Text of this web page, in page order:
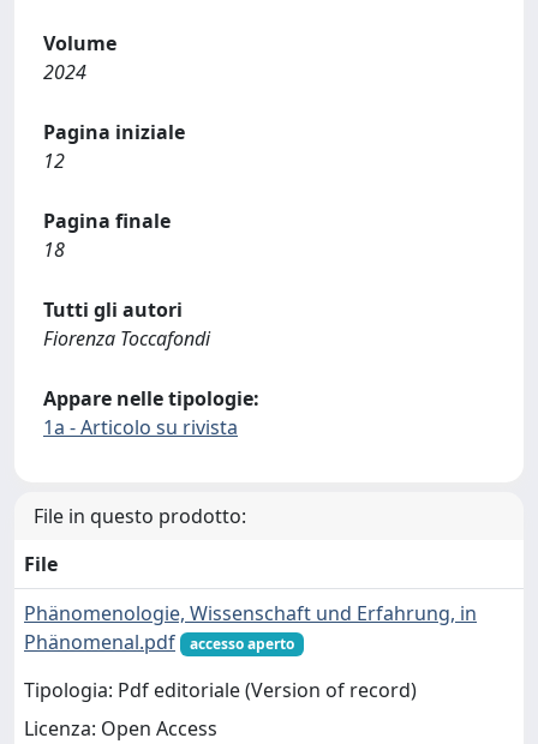
Volume
2024
Pagina iniziale
12
Pagina finale
18
Tutti gli autori
Fiorenza Toccafondi
Appare nelle tipologie:
1a - Articolo su rivista
File in questo prodotto:
File
Phänomenologie, Wissenschaft und Erfahrung, in
Phänomenal.pdf
accesso aperto
Tipologia: Pdf editoriale (Version of record)
Licenza: Open Access